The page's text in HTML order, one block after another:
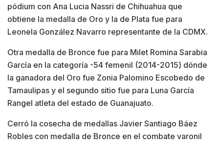
pódium con Ana Lucia Nassri de Chihuahua que
obtiene la medalla de Oro y la de Plata fue para
Leonela González Navarro representante de la CDMX.
Otra medalla de Bronce fue para Milet Romina Sarabia
García en la categoría -54 femenil (2014-2015) dónde
la ganadora del Oro fue Zonia Palomino Escobedo de
Tamaulipas y el segundo sitio fue para Luna García
Rangel atleta del estado de Guanajuato.
Cerró la cosecha de medallas Javier Santiago Báez
Robles con medalla de Bronce en el combate varonil